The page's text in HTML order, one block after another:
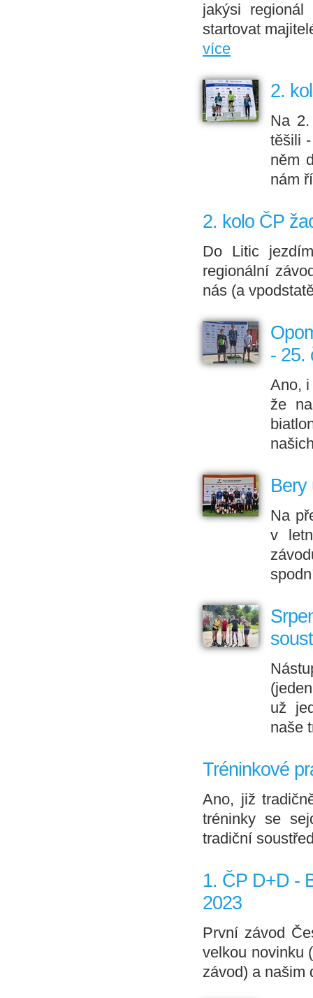
jakýsi
startovat
více
2.
Na
těšili
něm
nám
2. kolo ČP
Do Litic
regionální
nás (a
- 25.
Ano,
že
Bery
Na
v
už
naše
Tréninkové
Ano, již
tréninky se
tradiční
1. ČP D+D -
2023
První závod
velkou novinku
závod) a našim